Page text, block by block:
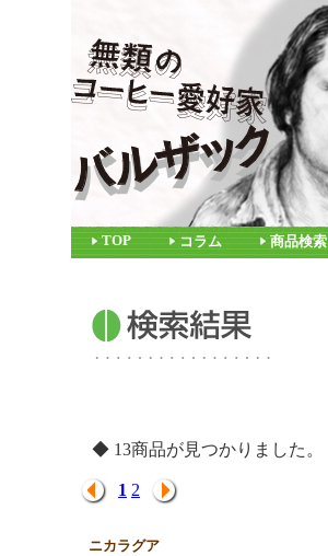
TOP コラム 商品検索
◆ 13商品が見つかりました。
1 2
ニカラグア